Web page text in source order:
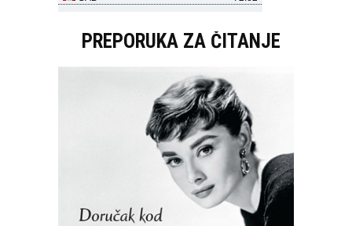
PREPORUKA ZA ČITANJE